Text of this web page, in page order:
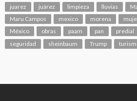
juarez
juárez limpieza lluvias
Maru Campos
mexico morena
México
obras paam pan predial
seguridad
sheinbaum Trump